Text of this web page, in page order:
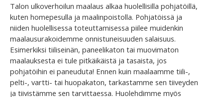
Talon ulkoverhoilun maalaus alkaa huolellisilla pohjatöillä,
kuten homepesulla ja maalinpoistolla. Pohjatöissä ja
niiden huolellisessa toteuttamisessa piilee muidenkin
maalausurakoidemme onnistuneisuuden salaisuus.
Esimerkiksi tiiliseinän, paneelikaton tai muovimaton
maalauksesta ei tule pitkäikäistä ja tasaista, jos
pohjatöihin ei paneuduta! Ennen kuin maalaamme tiili-,
pelti-, vartti- tai huopakaton, tarkastamme sen tiiveyden
ja tiivistämme sen tarvittaessa. Huolehdimme myös